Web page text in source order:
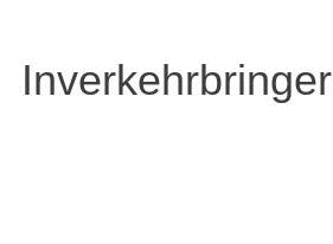
Inverkehrbringer